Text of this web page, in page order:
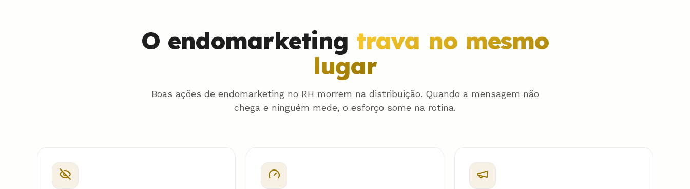
O endomarketing trava no mesmo
lugar
Boas ações de endomarketing no RH morrem na distribuição. Quando a mensagem não
chega e ninguém mede, o esforço some na rotina.